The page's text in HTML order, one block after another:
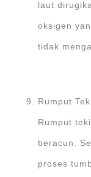
laut
oksigen
tidak
Rumput
Rumput
beracun.
proses